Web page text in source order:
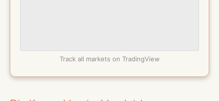
Track all markets on TradingView